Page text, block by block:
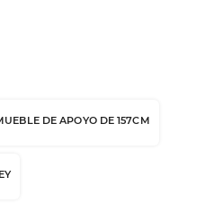
DE APOYO DE 157CM